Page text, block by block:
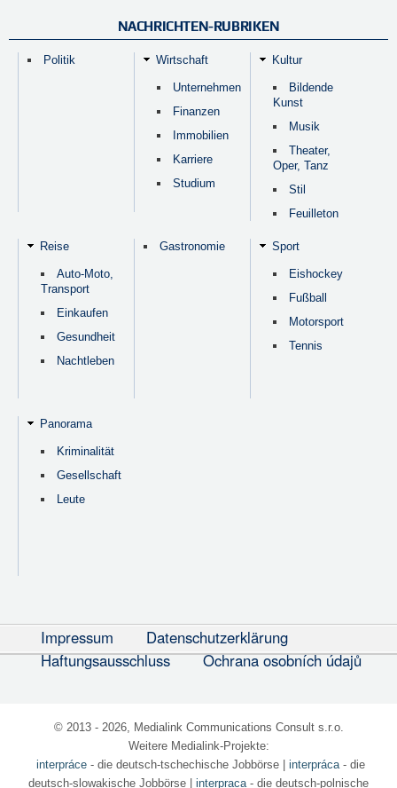
NACHRICHTEN-RUBRIKEN
Politik Wirtschaft
Unternehmen
Finanzen
Immobilien
Karriere
Studium
Kultur
Bildende
Kunst
Musik
Theater,
Oper, Tanz
Stil
Feuilleton
Reise
Auto-Moto,
Transport
Einkaufen
Gesundheit
Nachtleben
Gastronomie Sport
Eishockey
Fußball
Motorsport
Tennis
Panorama
Kriminalität
Gesellschaft
Leute
Impressum
Datenschutzerklärung
Haftungsausschluss
Ochrana osobních údajů
© 2013 - 2026, Medialink Communications Consult s.r.o.
Weitere Medialink-Projekte:
interpráce- die deutsch-tschechische Jobbörse| interpráca- die
deutsch-slowakische Jobbörse | interpraca- die deutsch-polnische